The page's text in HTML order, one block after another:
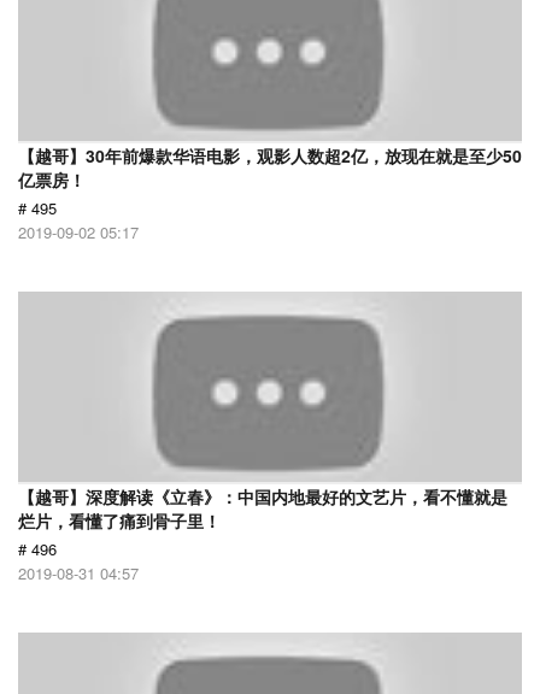
【越哥】30年前爆款华语电影，观影人数超2亿，放现在就是至少50
亿票房！
# 495
2019-09-02 05:17
【越哥】深度解读《立春》：中国内地最好的文艺片，看不懂就是
烂片，看懂了痛到骨子里！
# 496
2019-08-31 04:57